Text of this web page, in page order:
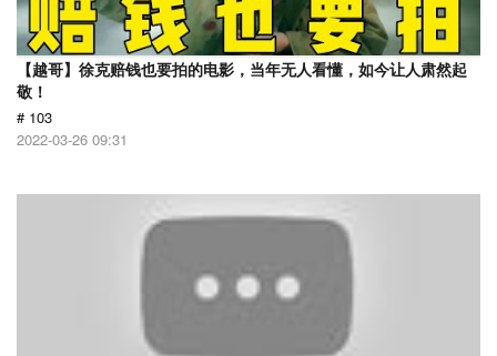
【越哥】徐克赔钱也要拍的电影，当年无人看懂，如今让人肃然起
敬！
# 103
2022-03-26 09:31